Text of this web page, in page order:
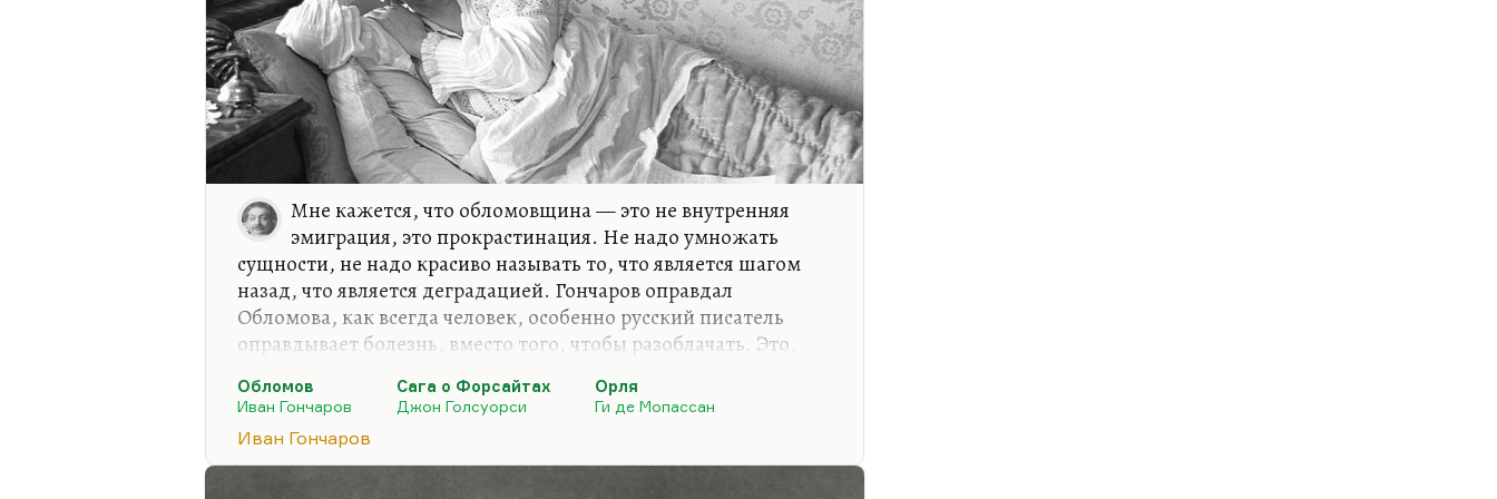
Мне кажется, что обломовщина — это не внутренняя
эмиграция, это прокрастинация. Не надо умножать
сущности, не надо красиво называть то, что является шагом
назад, что является деградацией. Гончаров оправдал
Обломова, как всегда человек, особенно русский писатель
оправдывает болезнь, вместо того, чтобы разоблачать. Это,
разоблачать Форсайтов, потом оказалось, что те, кто идет на
смену Форсайтам, во многих отношениях еще хуже. И
появился «Конец главы». Мне кажется, что обломовщина —
Обломов
Иван Гончаров
Сага о Форсайтах
Джон Голсуорси
Орля
Ги де Мопассан
Иван Гончаров